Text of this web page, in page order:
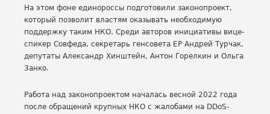
На этом фоне единороссы подготовили законопроект,
который позволит властям оказывать необходимую
поддержку таким НКО. Среди авторов инициативы вице-
спикер Совфеда, секретарь генсовета ЕР Андрей Турчак,
депутаты Александр Хинштейн, Антон Горелкин и Ольга
Занко.
Работа над законопроектом началась весной 2022 года
после обращений крупных НКО с жалобами на DDoS-